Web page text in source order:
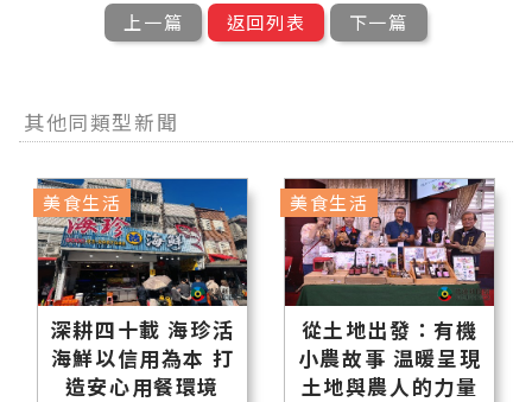
上一篇 返回列表 下一篇
其他同類型新聞
深耕四十載 海珍活
海鮮以信用為本 打
造安心用餐環境
美食生活
從土地出發：有機
小農故事 温暖呈現
土地與農人的力量
美食生活